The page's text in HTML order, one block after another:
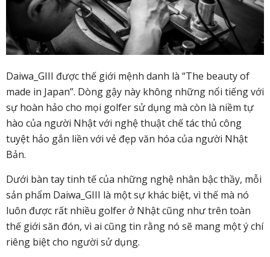
Daiwa_GIII được thế giới mệnh danh là “The beauty of
made in Japan”. Dòng gậy này không những nổi tiếng với
sự hoàn hảo cho mọi golfer sử dụng mà còn là niềm tự
hào của người Nhật với nghệ thuật chế tác thủ công
tuyệt hảo gắn liền với vẻ đẹp văn hóa của người Nhật
Bản.
Dưới bàn tay tinh tế của những nghệ nhân bậc thầy, mỗi
sản phẩm Daiwa_GIII là một sự khác biệt, vì thế mà nó
luôn được rất nhiều golfer ở Nhật cũng như trên toàn
thế giới săn đón, vì ai cũng tin rằng nó sẽ mang một ý chí
riêng biệt cho người sử dụng.